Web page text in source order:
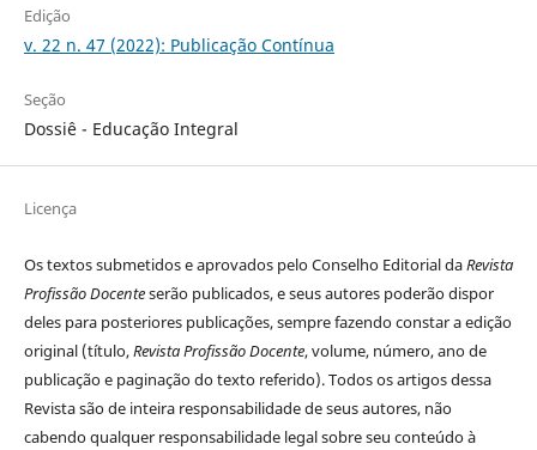
Edição
v. 22 n. 47 (2022): Publicação Contínua
Seção
Dossiê - Educação Integral
Licença
Os textos submetidos e aprovados pelo Conselho Editorial daRevista
Profissão Docenteserão publicados, e seus autores poderão dispor
deles para posteriores publicações, sempre fazendo constar a edição
original (título,Revista Profissão Docente, volume, número, ano de
publicação e paginação do texto referido). Todos os artigos dessa
Revista são de inteira responsabilidade de seus autores, não
cabendo qualquer responsabilidade legal sobre seu conteúdo à